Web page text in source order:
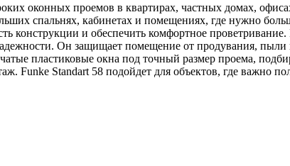
оконных проемов в квартирах, частных домах,
спальнях, кабинетах и помещениях, где нужно
конструкции и обеспечить комфортное
Он защищает помещение от продувания,
пластиковые окна под точный размер проема,
Funke Standart 58 подойдет для объектов, где важно